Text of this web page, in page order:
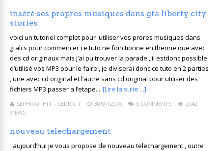
inséré ses propres musiques dans gta liberty city
stories
voici un tutoriel complet pour utiliser vos prores musiques dans
gtalcs pour commencer ce tuto ne fonctionne en theorie que avec
des cd originaux mais j’ai pu trouver la parade , il estdonc possible
d’utilisé vos MP3 pour le faire , je diviserai donc ce tuto en 2 parties
, une avec cd original et l’autre sans cd original pour utiliser des
fichiers MP3 passer a l’etape... [Lire la suite ...]
SEPHIROTHFF - CEDRIC T 30/07/2006 6 COMMENTS
2042
VIEWS
nouveau telechargement
aujourd’hui je vous propose de nouveau telechargement , outre